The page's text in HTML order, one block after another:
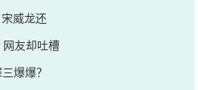
威龙还
友却吐槽
爆爆？